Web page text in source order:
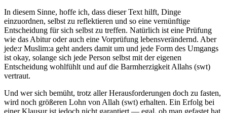
In diesem Sinne, hoffe ich, dass dieser Text hilft, Dinge
einzuordnen, selbst zu reflektieren und so eine vernünftige
Entscheidung für sich selbst zu treffen. Natürlich ist eine Prüfung
wie das Abitur oder auch eine Vorprüfung lebensverändernd. Aber
jede:r Muslim:a geht anders damit um und jede Form des Umgangs
ist okay, solange sich jede Person selbst mit der eigenen
Entscheidung wohlfühlt und auf die Barmherzigkeit Allahs (swt)
vertraut.
Und wer sich bemüht, trotz aller Herausforderungen doch zu fasten,
wird noch größeren Lohn von Allah (swt) erhalten. Ein Erfolg bei